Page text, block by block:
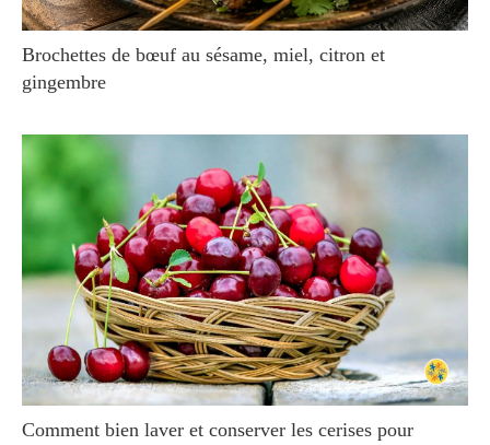
Brochettes de bœuf au sésame, miel, citron et
gingembre
Comment bien laver et conserver les cerises pour